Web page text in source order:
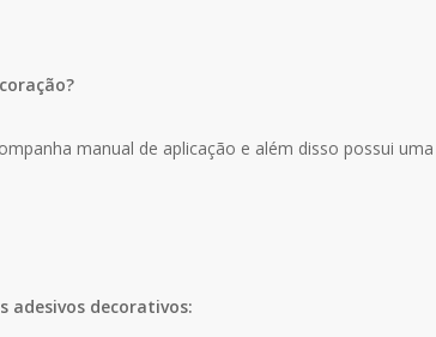
manual de aplicação e além disso possui
adesivos decorativos: